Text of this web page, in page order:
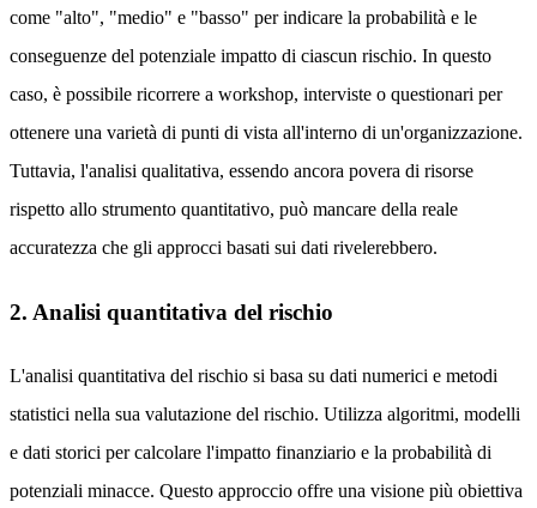
come "alto", "medio" e "basso" per indicare la probabilità e le
conseguenze del potenziale impatto di ciascun rischio. In questo
caso, è possibile ricorrere a workshop, interviste o questionari per
ottenere una varietà di punti di vista all'interno di un'organizzazione.
Tuttavia, l'analisi qualitativa, essendo ancora povera di risorse
rispetto allo strumento quantitativo, può mancare della reale
accuratezza che gli approcci basati sui dati rivelerebbero.
2. Analisi quantitativa del rischio
L'analisi quantitativa del rischio si basa su dati numerici e metodi
statistici nella sua valutazione del rischio. Utilizza algoritmi, modelli
e dati storici per calcolare l'impatto finanziario e la probabilità di
potenziali minacce. Questo approccio offre una visione più obiettiva